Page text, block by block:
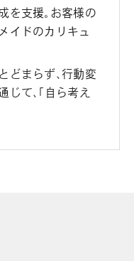
を支援。お客様の
イドのカリキュ
どまらず、行動変
て、「自ら考え